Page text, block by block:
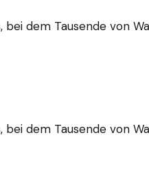
dem Tausende von
dem Tausende von